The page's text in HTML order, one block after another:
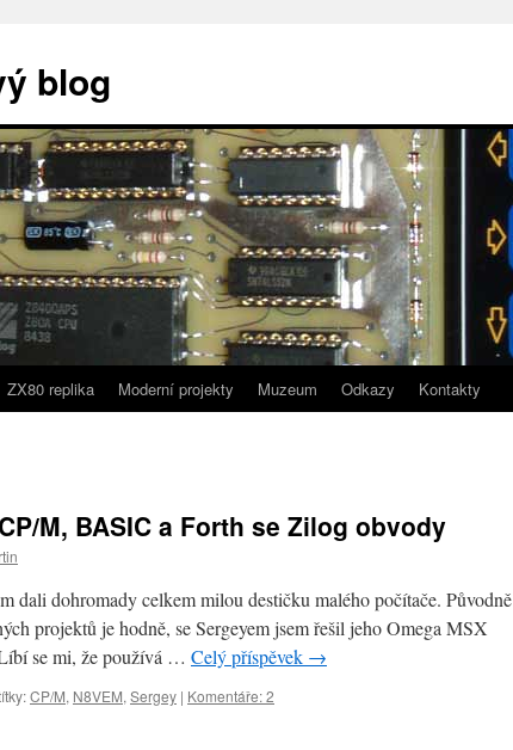
blog
ZX80 replika Moderní projekty Muzeum Odkazy Kontakty
M, BASIC a Forth se Zilog obvody
dali dohromady celkem milou destičku malého počítače. Původně
projektů je hodně, se Sergeyem jsem řešil jeho Omega MSX
se mi, že používá … Celý příspěvek →
CP/M, N8VEM, Sergey | Komentáře: 2